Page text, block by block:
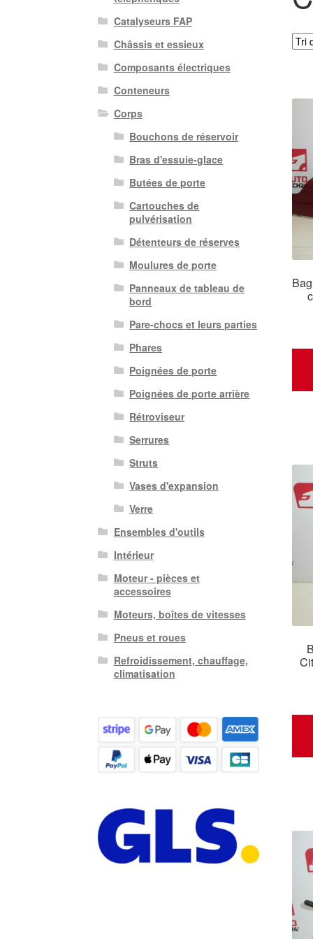
Catalyseurs FAP
Châssis et essieux
Composants électriques
Conteneurs
Corps
Bouchons de réservoir
Bras d'essuie-glace
Butées de porte
Cartouches de
pulvérisation
Détenteurs de réserves
Moulures de porte
Panneaux de tableau de
bord
Pare-chocs et leurs parties
Phares
Poignées de porte
Poignées de porte arrière
Rétroviseur
Serrures
Struts
Vases d'expansion
Verre
Ensembles d'outils
Intérieur
Moteur - pièces et
accessoires
Moteurs, boîtes de vitesses
Pneus et roues
Refroidissement, chauffage,
climatisation